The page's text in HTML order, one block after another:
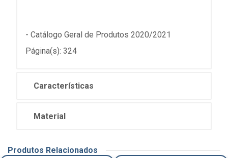
- Catálogo Geral de Produtos 2020/2021
Página(s): 324
Características
Material
Produtos Relacionados